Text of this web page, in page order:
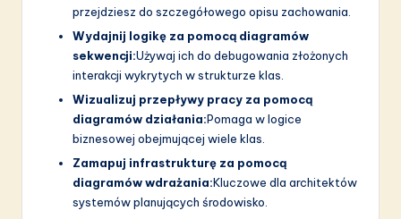
przejdziesz do szczegółowego opisu zachowania.
Wydajnij logikę za pomocą diagramów
sekwencji:Używaj ich do debugowania złożonych
interakcji wykrytych w strukturze klas.
Wizualizuj przepływy pracy za pomocą
diagramów działania:Pomaga w logice
biznesowej obejmującej wiele klas.
Zamapuj infrastrukturę za pomocą
diagramów wdrażania:Kluczowe dla architektów
systemów planujących środowisko.